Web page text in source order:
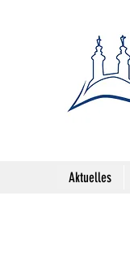
Aktuelles